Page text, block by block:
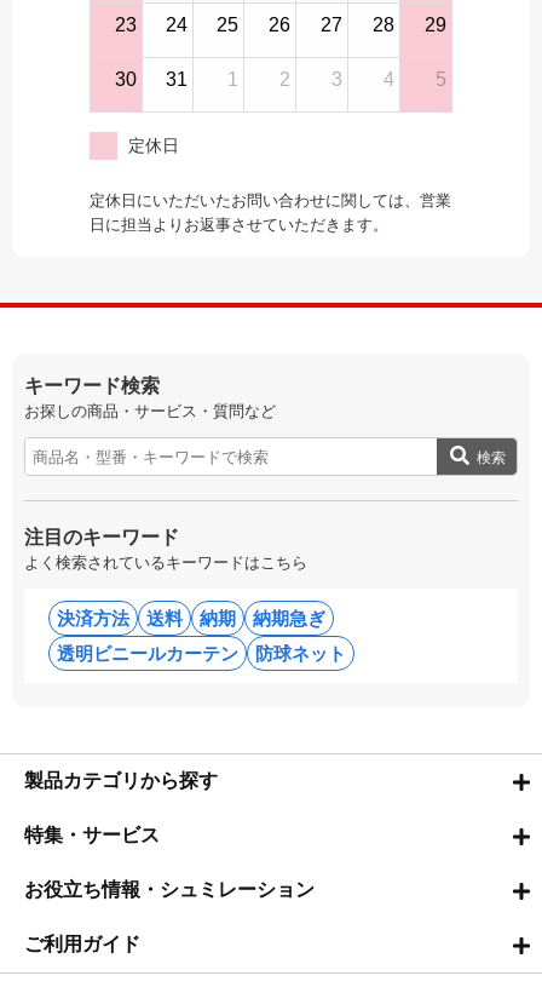
23 24 25 26 27 28 29
30 31 1 2 3 4 5
定休日
定休日にいただいたお問い合わせに関しては、営業
日に担当よりお返事させていただきます。
キーワード検索
お探しの商品・サービス・質問など
検索
注目のキーワード
よく検索されているキーワードはこちら
決済方法 送料 納期
納期急ぎ
透明ビニールカーテン
防球ネット
製品カテゴリから探す
特集・サービス
お役立ち情報・シュミレーション
ご利用ガイド